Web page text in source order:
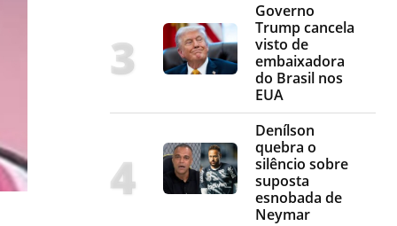
Governo
Trump cancela
visto de
embaixadora
do Brasil nos
EUA
Denílson
quebra o
silêncio sobre
suposta
esnobada de
Neymar